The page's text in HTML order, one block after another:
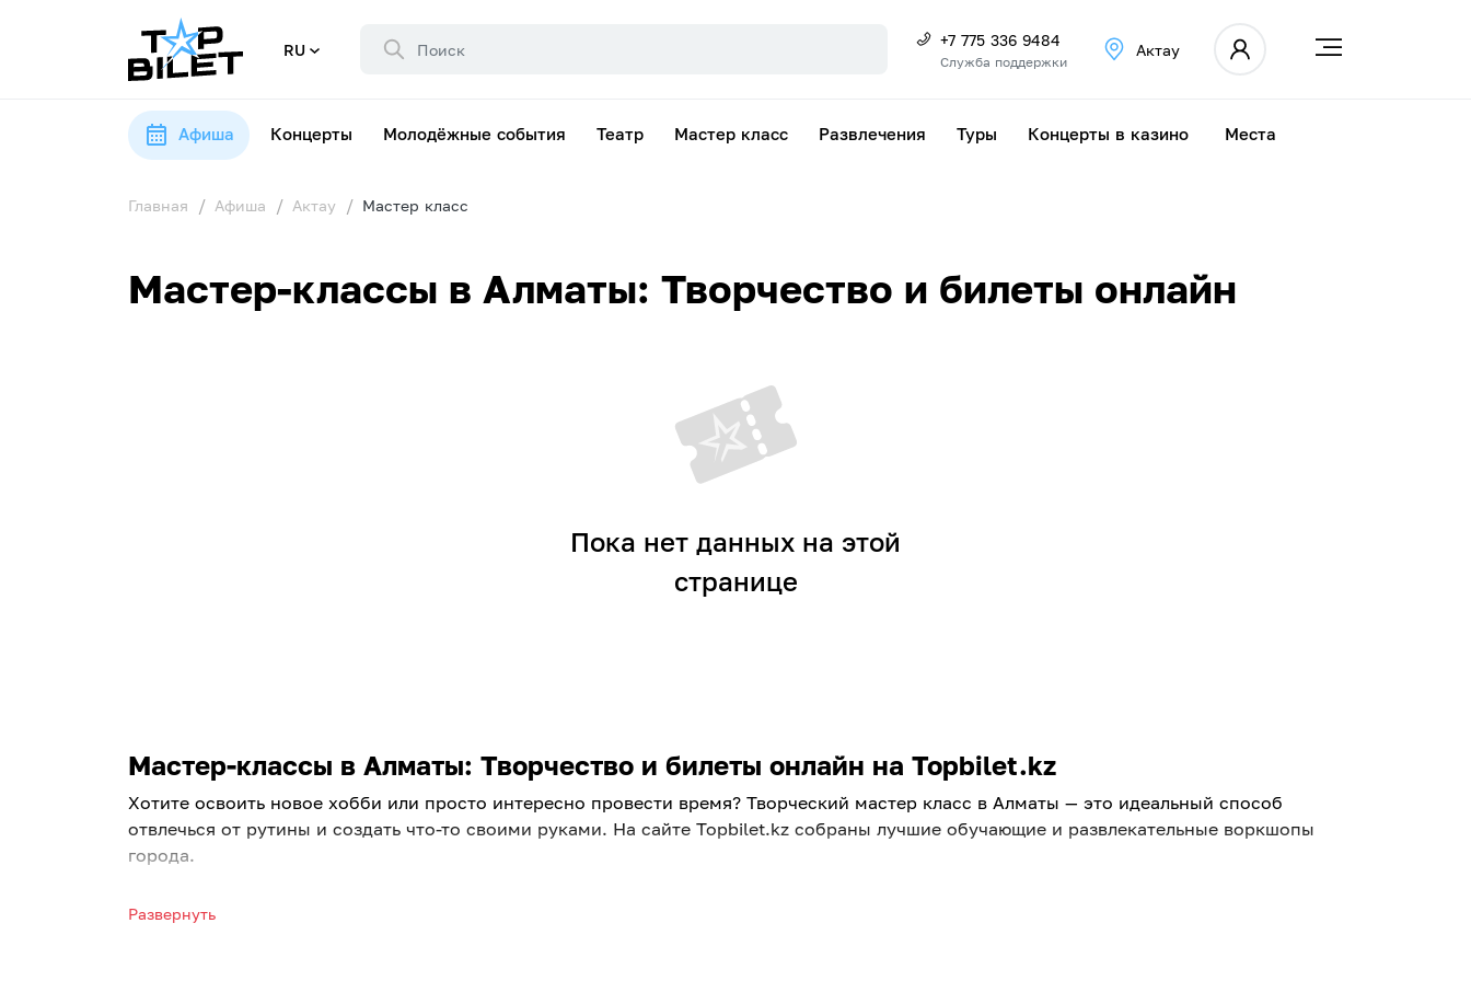
RU +7 775 336 9484
Служба поддержки
Актау
Афиша Концерты Молодёжные события Театр Мастер класс Развлечения Туры Концерты в казино Места
Главная Афиша Актау Мастер класс
Мастер-классы в Алматы: Творчество и билеты онлайн
Пока нет данных на этой
странице
Мастер-классы в Алматы: Творчество и билеты онлайн на Topbilet.kz
Хотите освоить новое хобби или просто интересно провести время? Творческий мастер класс в Алматы — это идеальный способ
отвлечься от рутины и создать что-то своими руками. На сайте Topbilet.kz собраны лучшие обучающие и развлекательные воркшопы
города.
Развернуть